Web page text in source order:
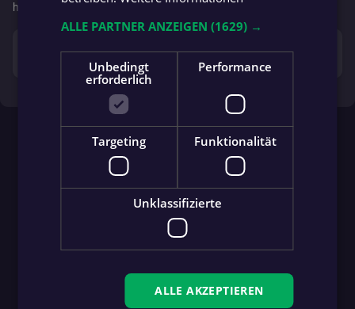
hier an
Dieses Voting istbereits beendet.
ALLE PARTNER ANZEIGEN(1629) →
Unbedingt
erforderlich
Performance
Targeting Funktionalität
Unklassifizierte
ALLE AKZEPTIEREN